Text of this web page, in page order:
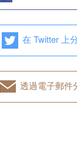
在 Twitter 上
透過電子郵件